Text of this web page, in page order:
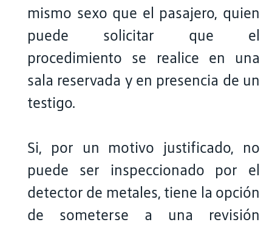
mismo sexo que el pasajero, quien
puede solicitar que el
procedimiento se realice en una
sala reservada y en presencia de un
testigo.
Si, por un motivo justificado, no
puede ser inspeccionado por el
detector de metales, tiene la opción
de someterse a una revisión